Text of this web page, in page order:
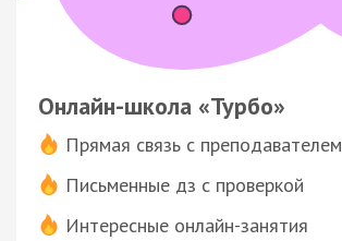
Онлайн-школа «Турбо»
Прямая связь с преподавателем
Письменные дз с проверкой
Интересные онлайн-занятия